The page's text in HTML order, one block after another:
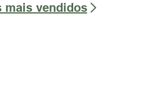
mais vendidos